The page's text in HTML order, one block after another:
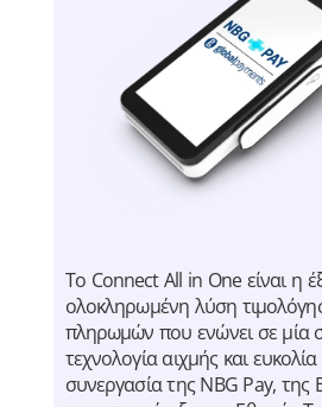
Το Connect All in One είναι η
ολοκληρωμένη λύση
πληρωμών που ενώνει σε μία
τεχνολογία αιχμής και
συνεργασία της NBG Pay, της